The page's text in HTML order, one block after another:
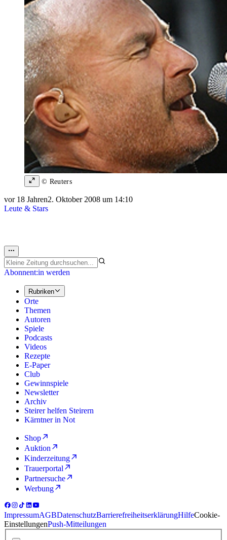
© Reuters
vor 18 Jahren2. Oktober 2008 um 14:10
Leute & Stars
Abonnent:in werden
Rubriken
Orte
Themen
Autoren
Spiele
Podcasts
Videos
Rezepte
E-Paper
Club
Gewinnspiele
Newsletter
Archiv
Steirer helfen Steirern
Kärntner in Not
Shop
Auktion
Kinderzeitung
Trauerportal
Partnersuche
Werbung
ImpressumAGBDatenschutzBarrierefreiheitserklärungHilfeCookie-
EinstellungenPush-Mitteilungen